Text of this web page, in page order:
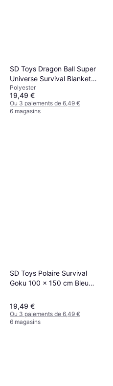
SD Toys Dragon Ball Super
Universe Survival Blanket
100 x 150 cm Couverture
(150x100cm)
Polyester
19,49 €
Ou 3 paiements de 6,49 €
6 magasins
SD Toys Polaire Survival
Goku 100 x 150 cm Bleu
19,49 €
Ou 3 paiements de 6,49 €
6 magasins